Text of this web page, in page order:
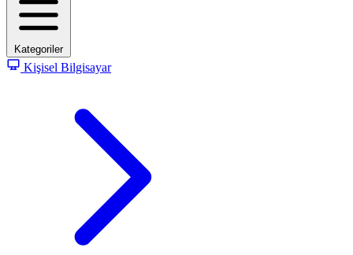
Kategoriler
Kişisel Bilgisayar